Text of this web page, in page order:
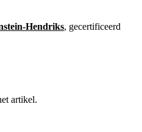
Hendriks, gecertificeerd
artikel.